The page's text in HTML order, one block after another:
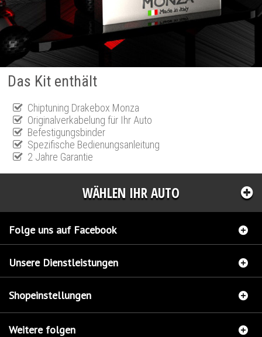
Das Kit enthält
Chiptuning Drakebox Monza
Originalverkabelung für Ihr Auto
Befestigungsbinder
Spezifische Bedienungsanleitung
2 Jahre Garantie
WÄHLEN IHR AUTO
Folge uns auf Facebook
Unsere Dienstleistungen
Shopeinstellungen
Weitere folgen